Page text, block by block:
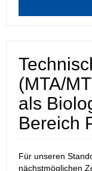
(MTA/
als
Bereich
Für unseren
nächstmöglichen